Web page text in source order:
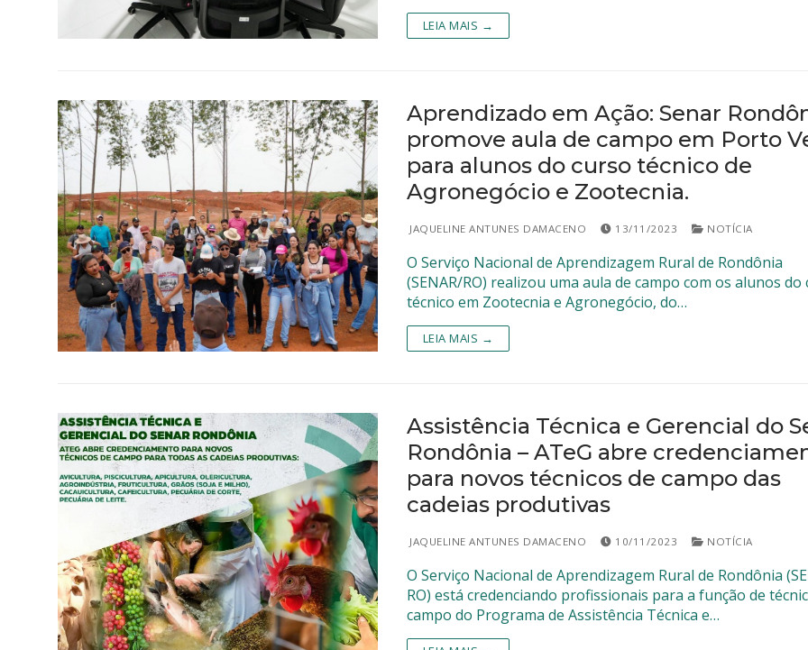
LEIA MAIS →
Aprendizado em Ação: Senar
promove aula de campo em Porto
para alunos do curso técnico de
Agronegócio e Zootecnia.
JAQUELINE ANTUNES DAMACENO 13/11/2023 NOTÍCIA
O Serviço Nacional de Aprendizagem Rural de Rondônia
(SENAR/RO) realizou uma aula de campo com os alunos do
técnico em Zootecnia e Agronegócio, do…
LEIA MAIS →
Assistência Técnica e Gerencial do
Rondônia – ATeG abre
para novos técnicos de campo das
cadeias produtivas
JAQUELINE ANTUNES DAMACENO 10/11/2023 NOTÍCIA
O Serviço Nacional de Aprendizagem Rural de Rondônia
RO) está credenciando profissionais para a função de
campo do Programa de Assistência Técnica e…